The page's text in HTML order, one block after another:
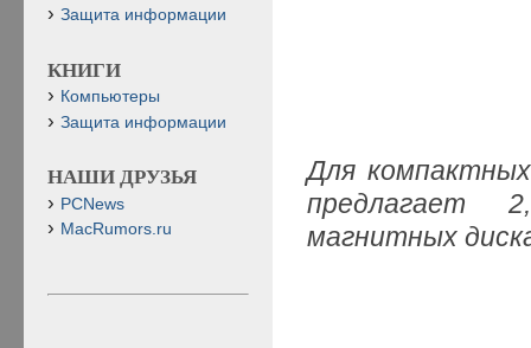
Для
предлагает
магнитных
Защита информации
КНИГИ
Компьютеры
Защита информации
НАШИ ДРУЗЬЯ
PCNews
MacRumors.ru